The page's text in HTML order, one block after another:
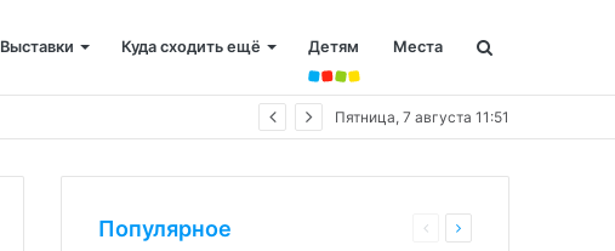
Выставки Куда сходить ещё Детям Места
Пятница, 7 августа 11:51
Популярное